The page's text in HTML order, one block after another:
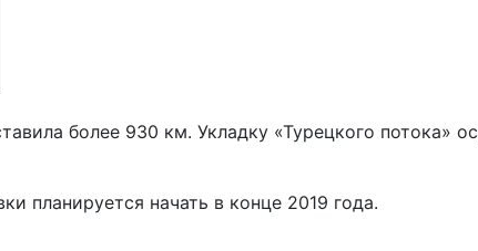
более 930 км. Укладку «Турецкого потока»
планируется начать в конце 2019 года.